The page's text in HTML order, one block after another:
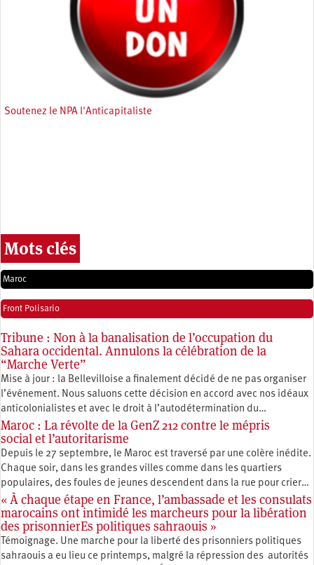
Soutenez le NPA l'Anticapitaliste
Mots clés
Maroc
Front Polisario
Tribune : Non à la banalisation de l’occupation du
Sahara occidental. Annulons la célébration de la
“Marche Verte”
Mise à jour : la Bellevilloise a finalement décidé de ne pas organiser
l’événement. Nous saluons cette décision en accord avec nos idéaux
anticolonialistes et avec le droit à l’autodétermination du…
Maroc : La révolte de la GenZ 212 contre le mépris
social et l’autoritarisme
Depuis le 27 septembre, le Maroc est traversé par une colère inédite.
Chaque soir, dans les grandes villes comme dans les quartiers
populaires, des foules de jeunes descendent dans la rue pour crier…
« À chaque étape en France, l’ambassade et les consulats
marocains ont intimidé les marcheurs pour la libération
des prisonnierEs politiques sahraouis »
Témoignage. Une marche pour la liberté des prisonniers politiques
sahraouis a eu lieu ce printemps, malgré la répression des autorités